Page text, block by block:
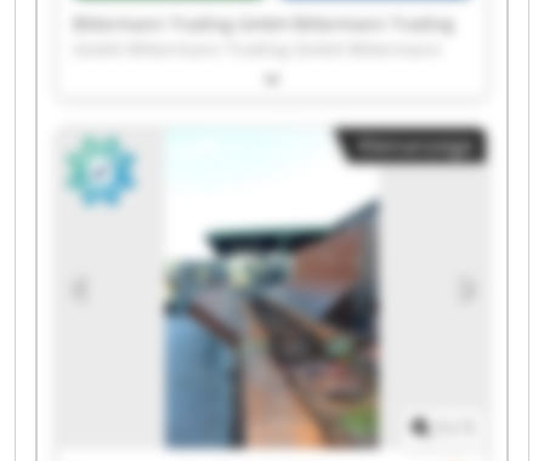
Bittermann Trading GmbH Bittermann Trading
Trading GmbH Bittermann Trading GmbH
GmbH Bittermann Trading GmbH Bittermann
Trading GmbH Bittermann Trading GmbH
Bittermann Trading GmbH Bittermann Trading
GmbH Bittermann Trading GmbH Bittermann
Trading GmbH Bittermann Trading GmbH
Bittermann Trading GmbH Bittermann Trading
GmbH Bittermann Trading GmbH Bittermann
Trading GmbH Bittermann Trading GmbH
Kleinanzeige